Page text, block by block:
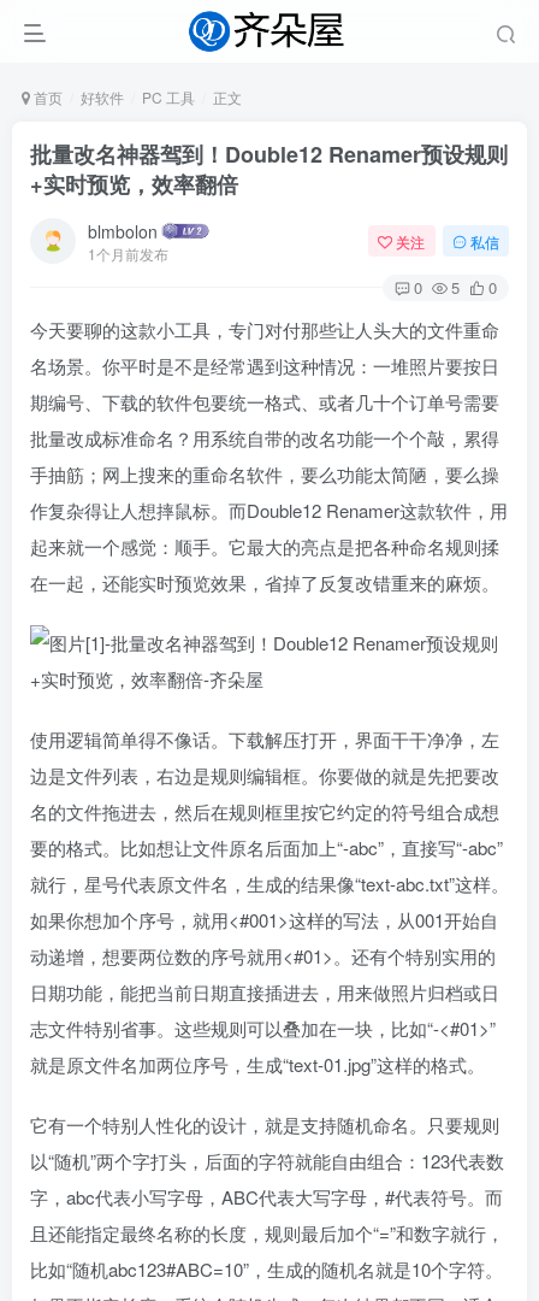
首页 好软件 PC 工具 正文
批量改名神器驾到！Double12 Renamer预设规则
+实时预览，效率翻倍
blmbolon
1个月前发布
关注 私信
0 5 0
今天要聊的这款小工具，专门对付那些让人头大的文件重命
名场景。你平时是不是经常遇到这种情况：一堆照片要按日
期编号、下载的软件包要统一格式、或者几十个订单号需要
批量改成标准命名？用系统自带的改名功能一个个敲，累得
手抽筋；网上搜来的重命名软件，要么功能太简陋，要么操
作复杂得让人想摔鼠标。而Double12 Renamer这款软件，用
起来就一个感觉：顺手。它最大的亮点是把各种命名规则揉
在一起，还能实时预览效果，省掉了反复改错重来的麻烦。
使用逻辑简单得不像话。下载解压打开，界面干干净净，左
边是文件列表，右边是规则编辑框。你要做的就是先把要改
名的文件拖进去，然后在规则框里按它约定的符号组合成想
要的格式。比如想让文件原名后面加上“-abc”，直接写“-abc”
就行，星号代表原文件名，生成的结果像“text-abc.txt”这样。
如果你想加个序号，就用<#001>这样的写法，从001开始自
动递增，想要两位数的序号就用<#01>。还有个特别实用的
日期功能，能把当前日期直接插进去，用来做照片归档或日
志文件特别省事。这些规则可以叠加在一块，比如“-<#01>”
就是原文件名加两位序号，生成“text-01.jpg”这样的格式。
它有一个特别人性化的设计，就是支持随机命名。只要规则
以“随机”两个字打头，后面的字符就能自由组合：123代表数
字，abc代表小写字母，ABC代表大写字母，#代表符号。而
且还能指定最终名称的长度，规则最后加个“=”和数字就行，
比如“随机abc123#ABC=10”，生成的随机名就是10个字符。